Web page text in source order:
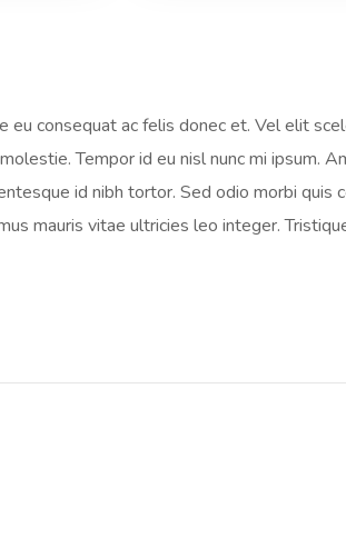
consequat ac felis donec et. Vel elit
Tempor id eu nisl nunc mi ipsum.
id nibh tortor. Sed odio morbi quis
mauris vitae ultricies leo integer.